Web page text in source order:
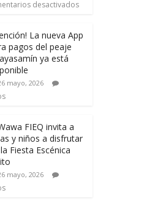
desactivados
La nueva App
pagos del peaje
ya está
mayo, 2026
FIEQ invita a
y niños a disfrutar
Fiesta Escénica
mayo, 2026